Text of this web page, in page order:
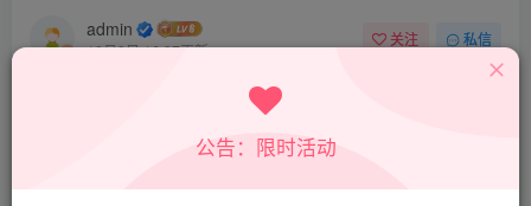
admin
10月9日 16:37更新
关注 私信
公告：限时活动